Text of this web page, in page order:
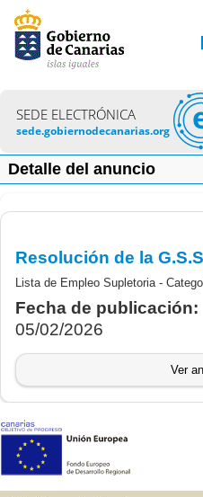
SEDE ELECTRÓNICA
sede.gobiernodecanarias.org
Detalle del anuncio
Lista de Empleo Supletoria -
Fecha de publicación:
05/02/2026
Ver